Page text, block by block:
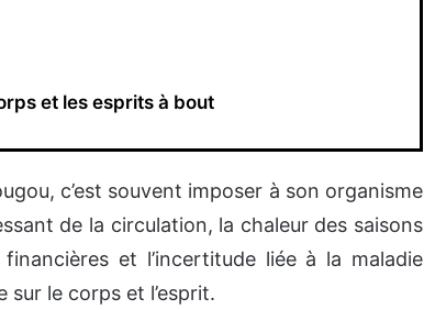
et les esprits à bout
c’est souvent imposer à son organisme
de la circulation, la chaleur des saisons
et l’incertitude liée à la maladie
le corps et l’esprit.